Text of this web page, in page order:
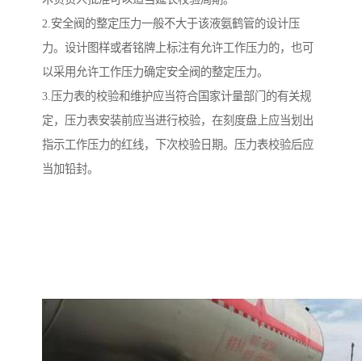
2.安全阀的整定压力一般不大于该液氨鹤管的设计压
力。设计图样或者铭牌上标注有允许工作压力的，也可
以采用允许工作压力确定安全阀的整定压力。
3.压力表的校验和维护应当符合国家计量部门的有关规
定，压力表安装前应当进行校验，在刻度盘上应当划出
指示工作压力的红线，下次校验日期。压力表校验后应
当加铅封。